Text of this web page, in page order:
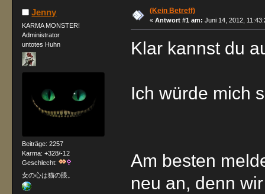
Jenny
KARMA MONSTER!
Administrator
untotes Huhn
Beiträge: 2257
Karma: +328/-12
Geschlecht:
女の心は猫の眼。
(Kein Betreff)
« Antwort #1 am: Juni 14, 2012,
Klar kannst du
Ich würde mich
Am besten
neu an, denn